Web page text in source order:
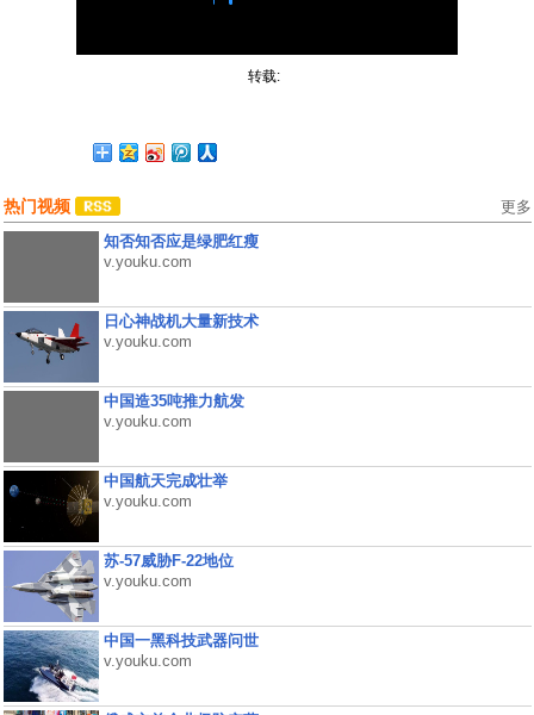
转载:
热门视频 更多
知否知否应是绿肥红瘦
v.youku.com
日心神战机大量新技术
v.youku.com
中国造35吨推力航发
v.youku.com
中国航天完成壮举
v.youku.com
苏-57威胁F-22地位
v.youku.com
中国一黑科技武器问世
v.youku.com